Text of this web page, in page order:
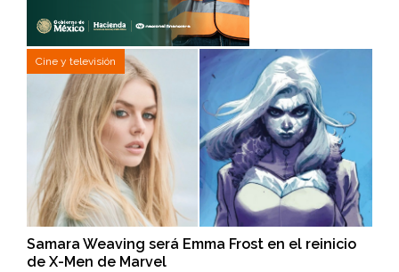
Cine y televisión
Samara Weaving será Emma Frost en el reinicio
de X-Men de Marvel